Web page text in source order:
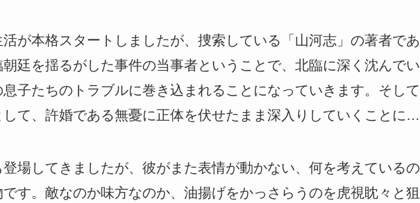
が本格スタートしましたが、捜索している「山河志」の著者であ
廷を揺るがした事件の当事者ということで、北臨に深く沈んでい
子たちのトラブルに巻き込まれることになっていきます。そして
て、許婚である無憂に正体を伏せたまま深入りしていくことに…
場してきましたが、彼がまた表情が動かない、何を考えているの
す。敵なのか味方なのか、油揚げをかっさらうのを虎視眈々と狙